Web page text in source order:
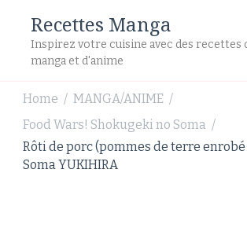
Recettes Manga
Inspirez votre cuisine avec des recettes
manga et d'anime
Home / MANGA/ANIME /
Food Wars! Shokugeki no Soma /
Rôti de porc (pommes de terre
Soma YUKIHIRA